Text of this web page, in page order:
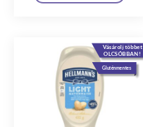
Vásárolj többet
OLCSÓBBAN!
Gluténmentes